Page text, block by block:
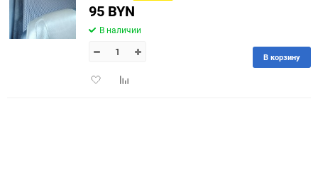
95 BYN
В наличии
ДобавитьДобавить
В корзину